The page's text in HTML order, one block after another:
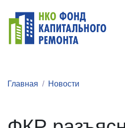
Главная Новости